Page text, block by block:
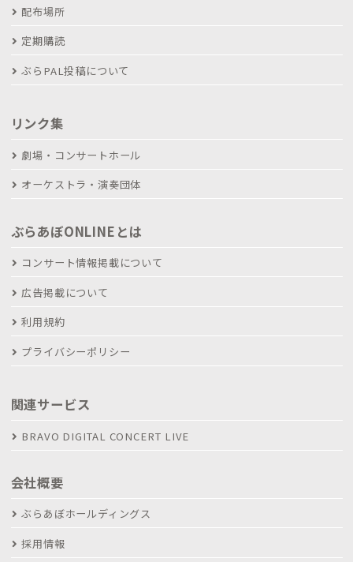
配布場所
定期購読
ぶらPAL投稿について
リンク集
劇場・コンサートホール
オーケストラ・演奏団体
ぶらあぼONLINEとは
コンサート情報掲載について
広告掲載について
利用規約
プライバシーポリシー
関連サービス
BRAVO DIGITAL CONCERT LIVE
会社概要
ぶらあぼホールディングス
採用情報